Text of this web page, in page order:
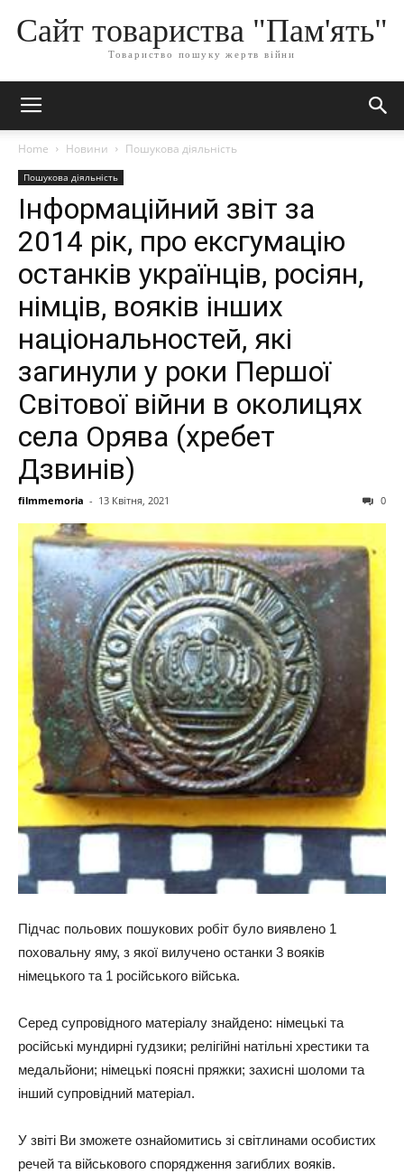
Сайт товариства "Пам'ять"
Товариство пошуку жертв війни
Home Новини Пошукова діяльність
Пошукова діяльність
Інформаційний звіт за
2014 рік, про ексгумацію
останків українців, росіян,
німців, вояків інших
національностей, які
загинули у роки Першої
Світової війни в околицях
села Орява (хребет
Дзвинів)
filmmemoria - 13 Квітня, 2021 0
Підчас польових пошукових робіт було виявлено 1
поховальну яму, з якої вилучено останки 3 вояків
німецького та 1 російського війська.
Серед супровідного матеріалу знайдено: німецькі та
російські мундирні гудзики; релігійні натільні хрестики та
медальйони; німецькі поясні пряжки; захисні шоломи та
інший супровідний матеріал.
У звіті Ви зможете ознайомитись зі світлинами особистих
речей та військового спорядження загиблих вояків.